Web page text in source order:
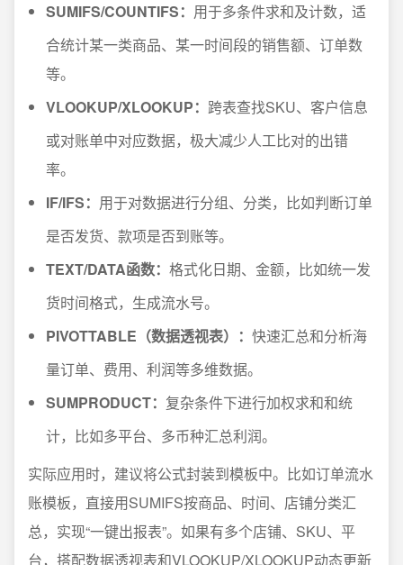
SUMIFS/COUNTIFS： 用于多条件求和及计数，适
合统计某一类商品、某一时间段的销售额、订单数
等。
VLOOKUP/XLOOKUP： 跨表查找SKU、客户信息
或对账单中对应数据，极大减少人工比对的出错
率。
IF/IFS： 用于对数据进行分组、分类，比如判断订单
是否发货、款项是否到账等。
TEXT/DATA函数： 格式化日期、金额，比如统一发
货时间格式，生成流水号。
PIVOTTABLE（数据透视表）： 快速汇总和分析海
量订单、费用、利润等多维数据。
SUMPRODUCT： 复杂条件下进行加权求和和统
计，比如多平台、多币种汇总利润。
实际应用时，建议将公式封装到模板中。比如订单流水
账模板，直接用SUMIFS按商品、时间、店铺分类汇
总，实现“一键出报表”。如果有多个店铺、SKU、平
台，搭配数据透视表和VLOOKUP/XLOOKUP动态更新